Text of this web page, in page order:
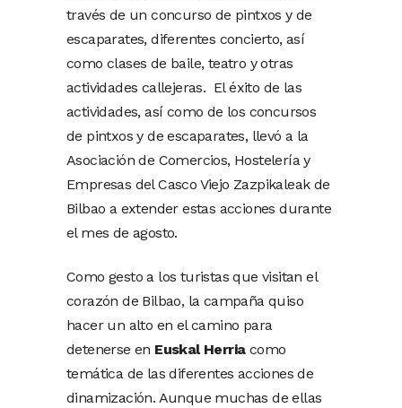
través de un concurso de pintxos y de
escaparates, diferentes concierto, así
como clases de baile, teatro y otras
actividades callejeras. El éxito de las
actividades, así como de los concursos
de pintxos y de escaparates, llevó a la
Asociación de Comercios, Hostelería y
Empresas del Casco Viejo Zazpikaleak de
Bilbao a extender estas acciones durante
el mes de agosto.
Como gesto a los turistas que visitan el
corazón de Bilbao, la campaña quiso
hacer un alto en el camino para
detenerse en Euskal Herriacomo
temática de las diferentes acciones de
dinamización. Aunque muchas de ellas